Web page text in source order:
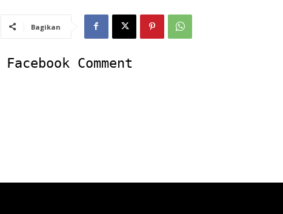
Bagikan
Facebook Comment